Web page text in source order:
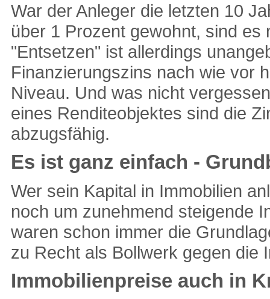
War der Anleger die letzten 10
über 1 Prozent gewohnt, sind
"Entsetzen" ist allerdings
Finanzierungszins nach wie vor
Niveau. Und was nicht
eines Renditeobjektes sind die
abzugsfähig.
Es ist ganz einfach -
Wer sein Kapital in Immobilien
noch um zunehmend steigende
waren schon immer die
zu Recht als Bollwerk gegen die
Immobilienpreise auch in